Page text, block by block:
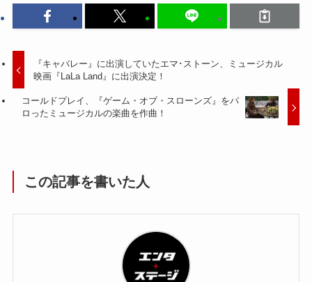
『キャバレー』に出演していたエマ･ストーン、ミュージカル
映画『LaLa Land』に出演決定！
コールドプレイ、『ゲーム・オブ・スローンズ』をパ
ロったミュージカルの楽曲を作曲！
この記事を書いた人